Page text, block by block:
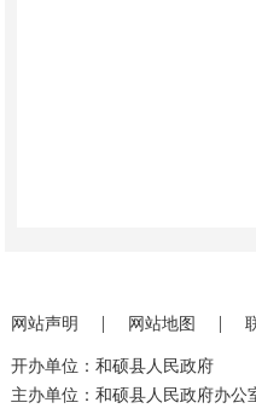
网站声明 网站地图
开办单位：和硕县人民政府
主办单位：和硕县人民政府办公